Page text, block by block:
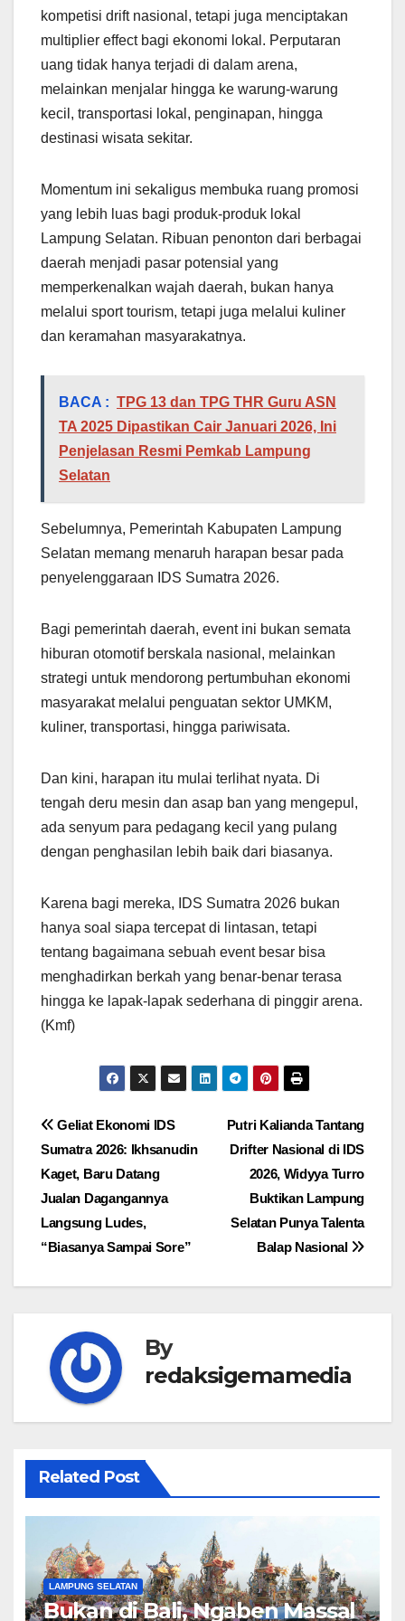
kompetisi drift nasional, tetapi juga menciptakan
multiplier effect bagi ekonomi lokal. Perputaran
uang tidak hanya terjadi di dalam arena,
melainkan menjalar hingga ke warung-warung
kecil, transportasi lokal, penginapan, hingga
destinasi wisata sekitar.
Momentum ini sekaligus membuka ruang promosi
yang lebih luas bagi produk-produk lokal
Lampung Selatan. Ribuan penonton dari berbagai
daerah menjadi pasar potensial yang
memperkenalkan wajah daerah, bukan hanya
melalui sport tourism, tetapi juga melalui kuliner
dan keramahan masyarakatnya.
BACA : TPG 13 dan TPG THR Guru ASN
TA 2025 Dipastikan Cair Januari 2026, Ini
Penjelasan Resmi Pemkab Lampung
Selatan
Sebelumnya, Pemerintah Kabupaten Lampung
Selatan memang menaruh harapan besar pada
penyelenggaraan IDS Sumatra 2026.
Bagi pemerintah daerah, event ini bukan semata
hiburan otomotif berskala nasional, melainkan
strategi untuk mendorong pertumbuhan ekonomi
masyarakat melalui penguatan sektor UMKM,
kuliner, transportasi, hingga pariwisata.
Dan kini, harapan itu mulai terlihat nyata. Di
tengah deru mesin dan asap ban yang mengepul,
ada senyum para pedagang kecil yang pulang
dengan penghasilan lebih baik dari biasanya.
Karena bagi mereka, IDS Sumatra 2026 bukan
hanya soal siapa tercepat di lintasan, tetapi
tentang bagaimana sebuah event besar bisa
menghadirkan berkah yang benar-benar terasa
hingga ke lapak-lapak sederhana di pinggir arena.
(Kmf)
Navigasi
pos
Putri Kalianda Tantang
Drifter Nasional di IDS
2026, Widyya Turro
Buktikan Lampung
Selatan Punya Talenta
Balap Nasional
Geliat Ekonomi IDS
Sumatra 2026: Ikhsanudin
Kaget, Baru Datang
Jualan Dagangannya
Langsung Ludes,
“Biasanya Sampai Sore”
By
redaksigemamedia
Related Post
LAMPUNG SELATAN
Bukan di Bali, Ngaben Massal